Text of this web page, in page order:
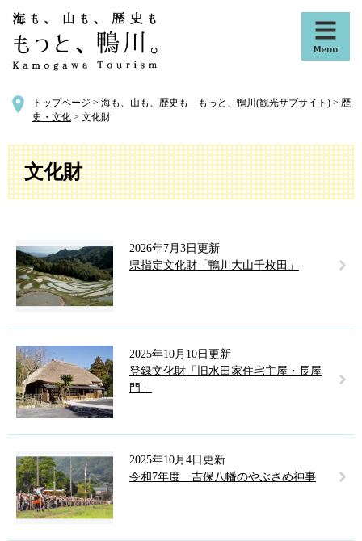
。
て
本
文
へ
トップページ > 海も、山も、歴史も もっと、鴨川(観光サブサイト) > 歴
史・文化 > 文化財
本
文 文化財
2026年7月3日更新
県指定文化財「鴨川大山千枚田」
2025年10月10日更新
登録文化財「旧水田家住宅主屋・長屋
門」
2025年10月4日更新
令和7年度 吉保八幡のやぶさめ神事